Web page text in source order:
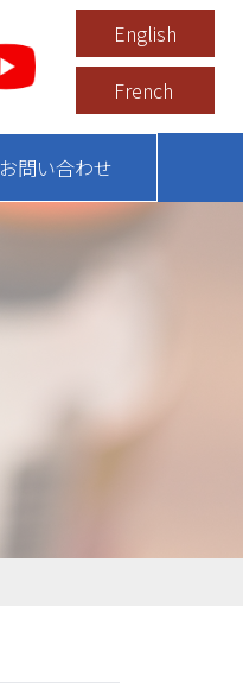
English
French
お問い合わせ